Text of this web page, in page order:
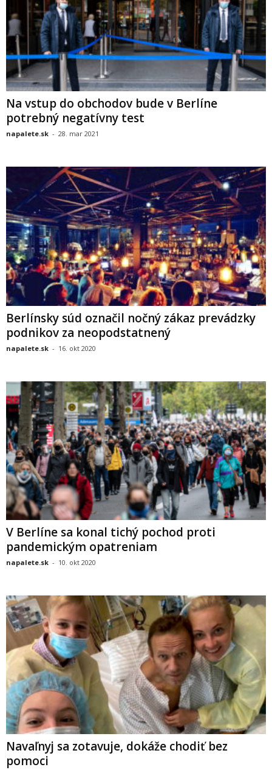
Na vstup do obchodov bude v Berlíne
potrebný negatívny test
napalete.sk - 28. mar 2021
Berlínsky súd označil nočný zákaz prevádzky
podnikov za neopodstatnený
napalete.sk - 16. okt 2020
V Berlíne sa konal tichý pochod proti
pandemickým opatreniam
napalete.sk - 10. okt 2020
Navaľnyj sa zotavuje, dokáže chodiť bez
pomoci